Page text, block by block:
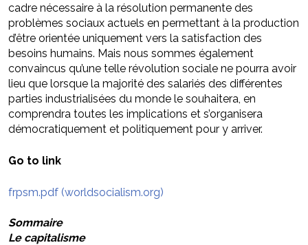
cadre nécessaire à la résolution permanente des
problèmes sociaux actuels en permettant à la production
d’être orientée uniquement vers la satisfaction des
besoins humains. Mais nous sommes également
convaincus qu’une telle révolution sociale ne pourra avoir
lieu que lorsque la majorité des salariés des différentes
parties industrialisées du monde le souhaitera, en
comprendra toutes les implications et s’organisera
démocratiquement et politiquement pour y arriver.
Go to link
frpsm.pdf (worldsocialism.org)
Sommaire
Le capitalisme